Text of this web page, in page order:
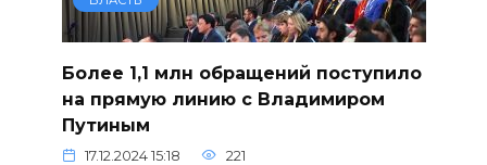
Более 1,1 млн обращений поступило
на прямую линию с Владимиром
Путиным
17.12.2024 15:18 221